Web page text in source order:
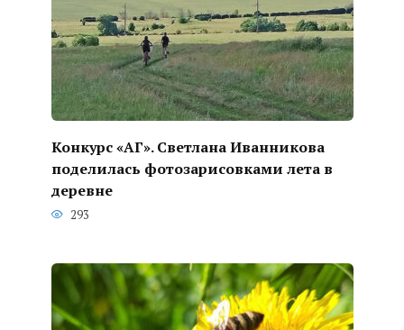
Конкурс «АГ». Светлана Иванникова
поделилась фотозарисовками лета в
деревне
293